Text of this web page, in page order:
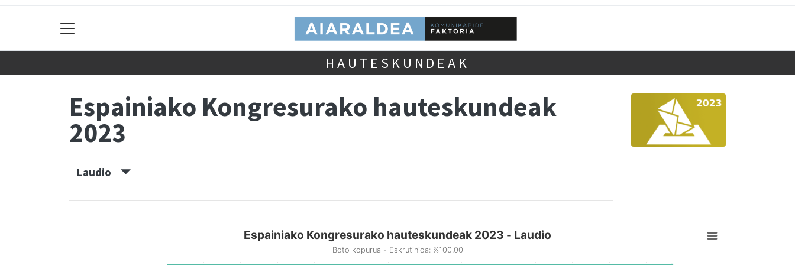
HAUTESKUNDEAK
Espainiako Kongresurako hauteskundeak
2023
Laudio
Espainiako Kongresurako hauteskundeak 2023 - Laudio
Boto kopurua - Eskrutinioa: %100,00